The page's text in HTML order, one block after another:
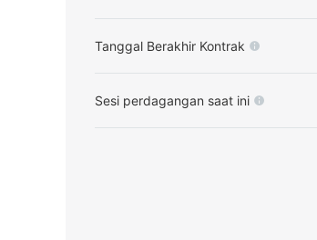
Tanggal Berakhir Kontrak
Sesi perdagangan saat ini